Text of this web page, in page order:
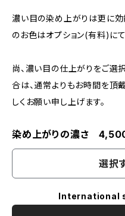
濃い目の染め上がりは更に効
のお色はオプション(有料)に
尚、濃い目の仕上がりをご選
合は、通常よりもお時間を頂
しくお願い申し上げます。
染め上がりの濃さ
選択
International